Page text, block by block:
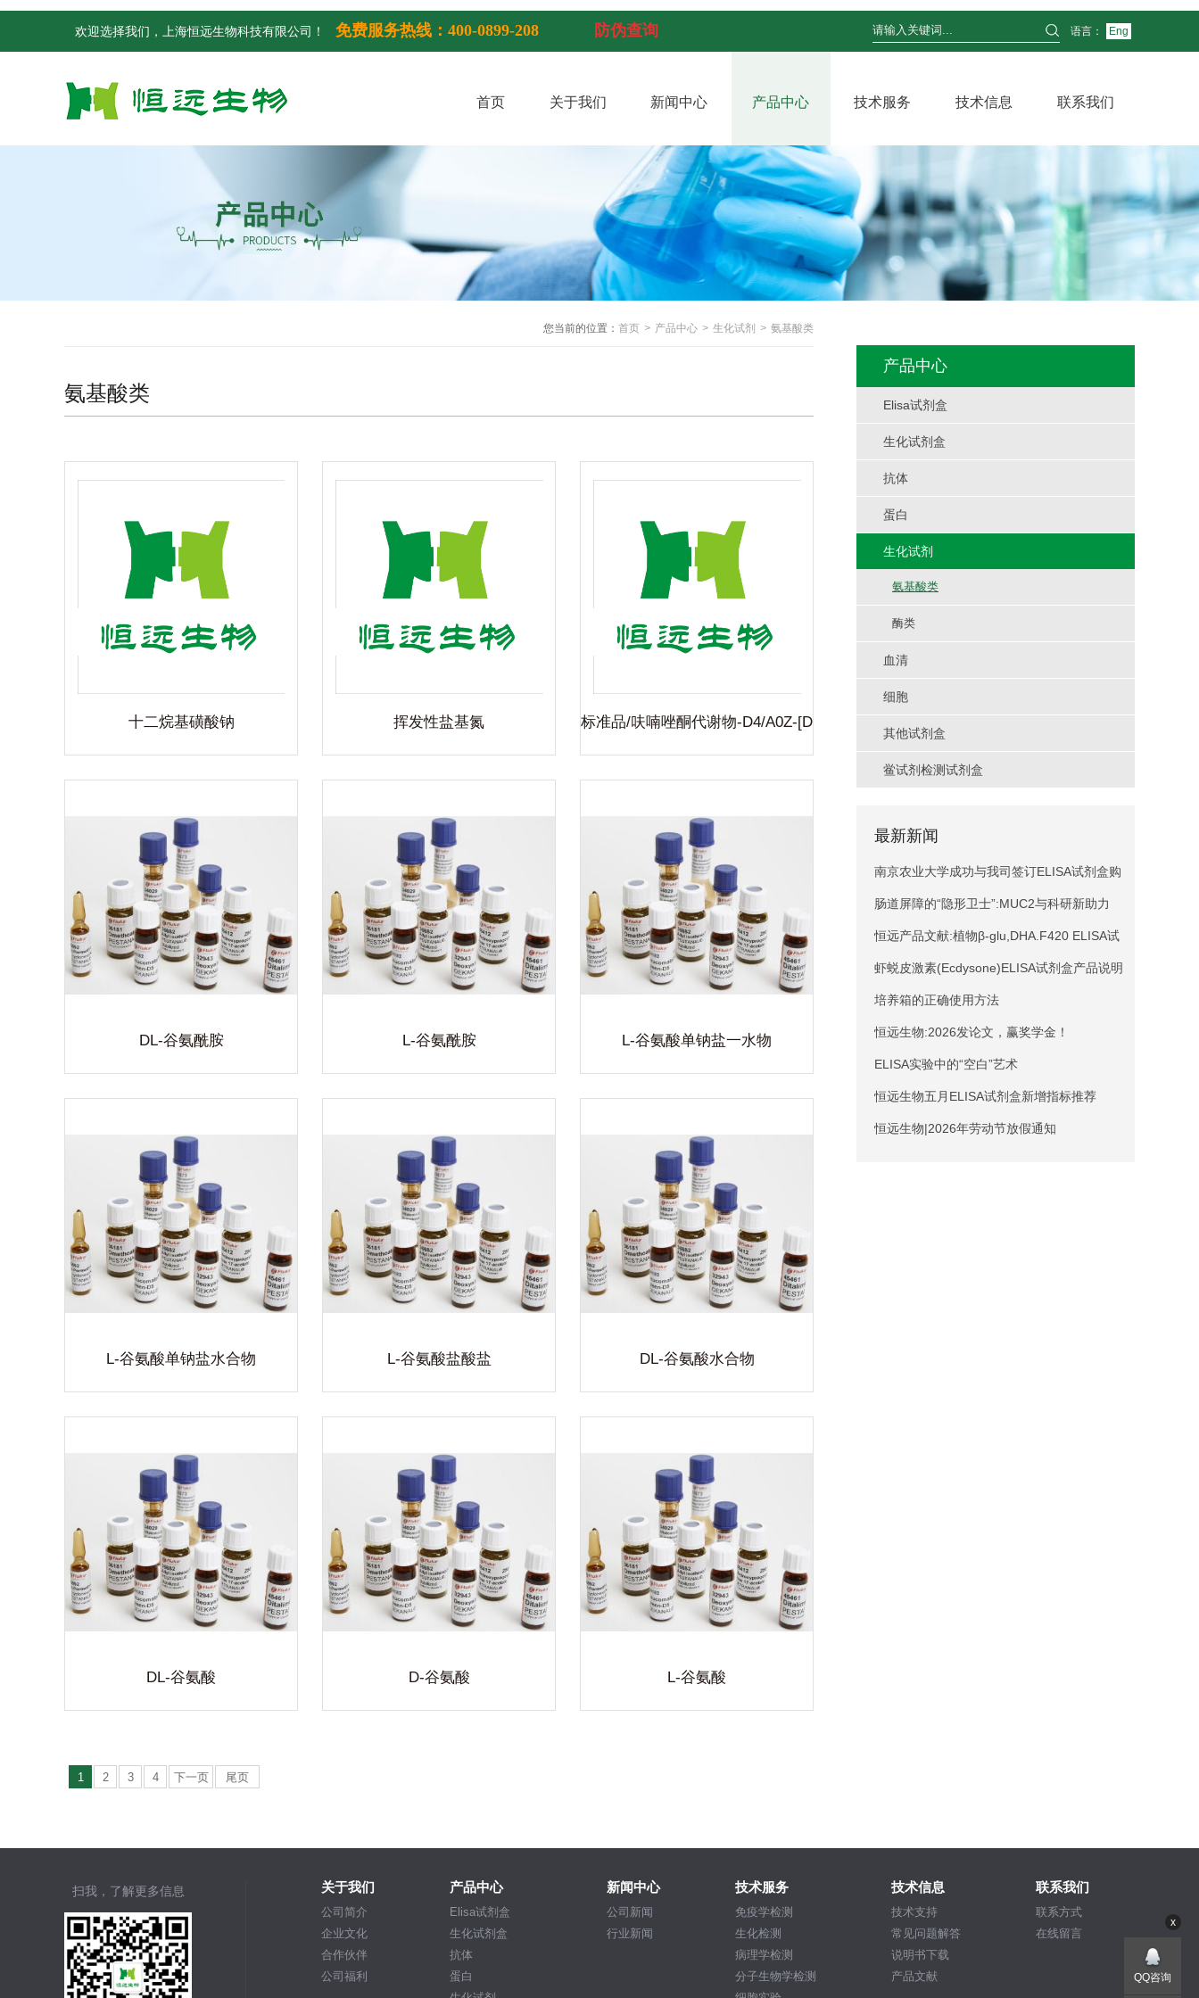
欢迎选择我们，上海恒远生物科技有限公司！ 免费服务热线：400-0899-208 防伪查询 语言： Eng
首页 关于我们 新闻中心 产品中心 技术服务 技术信息 联系我们
您当前的位置： 首页 > 产品中心 > 生化试剂 > 氨基酸类
氨基酸类
十二烷基磺酸钠 挥发性盐基氮
挥发性盐基氮
余，技术成熟，产品稳定。恒远品牌
自主研发ELISA试剂盒，现已涵盖20
多个种属，数千种产品，涉及肿瘤、
激素、自身免疫、心血管、代谢等十
免费代测服务。欢迎您来电咨询。
标准品/呋喃唑酮代谢物-D4/A0Z-[D
4]同位素
标准品/呋喃唑酮代谢
物-D4/A0Z-[D4]同位
标准品/呋喃唑酮代谢物-D4/A0Z-[D4]
同位素
查看详细
DL-谷氨酰胺 L-谷氨酰胺
L-谷氨酰胺
恒远生物自主品牌生化试剂,产品涵盖
无机试剂、有机试剂、生化试剂、指
示剂、染色剂、高纯试剂、色谱试剂
等共3000多个品种。以完备的质量监
控及专业的服务水准,专注于提供全方
位的实验室用品及完善的实验室解决
查看详细
L-谷氨酸单钠盐一水物
L-谷氨酸单钠盐一水
恒远生物自主品牌生化试剂,产品涵盖
无机试剂、有机试剂、生化试剂、指
示剂、染色剂、高纯试剂、色谱试剂
等共3000多个品种。以完备的质量监
控及专业的服务水准,专注于提供全方
L-谷氨酸单钠盐水合物 L-谷氨酸盐酸盐
L-谷氨酸盐酸盐
恒远生物自主品牌生化试剂,产品涵盖
无机试剂、有机试剂、生化试剂、指
示剂、染色剂、高纯试剂、色谱试剂
等共3000多个品种。以完备的质量监
控及专业的服务水准,专注于提供全方
位的实验室用品及完善的实验室解决
查看详细
DL-谷氨酸水合物
DL-谷氨酸水合物
恒远生物自主品牌生化试剂,产品涵盖
无机试剂、有机试剂、生化试剂、指
示剂、染色剂、高纯试剂、色谱试剂
等共3000多个品种。以完备的质量监
控及专业的服务水准,专注于提供全方
位的实验室用品及完善的实验室解决
查看详细
DL-谷氨酸 D-谷氨酸
D-谷氨酸
恒远生物自主品牌生化试剂,产品涵盖
无机试剂、有机试剂、生化试剂、指
示剂、染色剂、高纯试剂、色谱试剂
等共3000多个品种。以完备的质量监
控及专业的服务水准,专注于提供全方
位的实验室用品及完善的实验室解决
查看详细
L-谷氨酸
L-谷氨酸
恒远生物自主品牌生化试剂,产品涵盖
无机试剂、有机试剂、生化试剂、指
示剂、染色剂、高纯试剂、色谱试剂
等共3000多个品种。以完备的质量监
控及专业的服务水准,专注于提供全方
位的实验室用品及完善的实验室解决
查看详细
1 2 3 4 下一页 尾页
产品中心
Elisa试剂盒
生化试剂盒
抗体
蛋白
生化试剂
氨基酸类
酶类
血清
细胞
其他试剂盒
鲎试剂检测试剂盒
最新新闻
南京农业大学成功与我司签订ELISA试剂盒购
销合同
肠道屏障的“隐形卫士”:MUC2与科研新助力
恒远产品文献:植物β-glu,DHA.F420 ELISA试
剂盒引用文献
虾蜕皮激素(Ecdysone)ELISA试剂盒产品说明
培养箱的正确使用方法
恒远生物:2026发论文，赢奖学金！
ELISA实验中的“空白”艺术
恒远生物五月ELISA试剂盒新增指标推荐
恒远生物|2026年劳动节放假通知
扫我，了解更多信息 关于我们
公司简介
企业文化
合作伙伴
公司福利
产品中心
Elisa试剂盒
生化试剂盒
抗体
蛋白
新闻中心
公司新闻
行业新闻
技术服务
免疫学检测
生化检测
病理学检测
分子生物学检测
技术信息
技术支持
常见问题解答
说明书下载
产品文献
联系我们
联系方式
在线留言
x
QQ咨询